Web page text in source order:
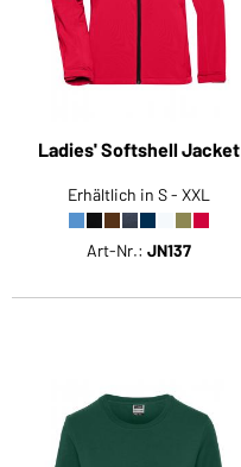
Ladies' Softshell Jacket
Erhältlich in S - XXL
Art-Nr.: JN137